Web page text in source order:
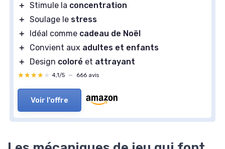
＋ Stimule la concentration
＋ Soulage le stress
＋
Idéal comme cadeau de Noël
＋
Convient aux adultes et enfants
＋
Design coloré et attrayant
★★★★★
★★★★★ 4,1/5 — 666 avis
Voir l'offre